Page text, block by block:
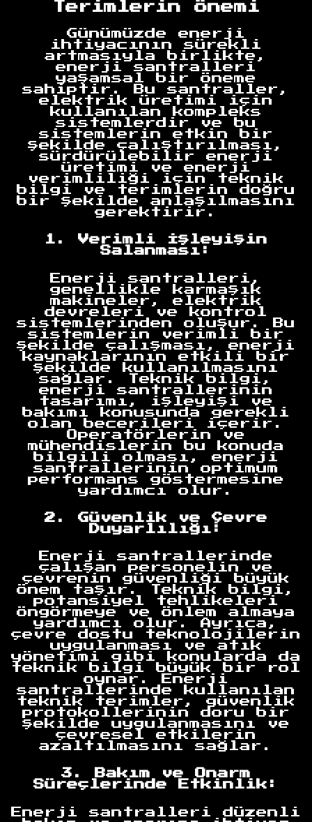
Terimlerin Önemi
Günümüzde enerji
ihtiyacının sürekli
artmasıyla birlikte,
enerji santralleri
yaşamsal bir öneme
sahiptir. Bu santraller,
elektrik üretimi için
kullanılan kompleks
sistemlerdir ve bu
sistemlerin etkin bir
şekilde çalıştırılması,
sürdürülebilir enerji
üretimi ve enerji
verimliliği için teknik
bilgi ve terimlerin doğru
bir şekilde anlaşılmasını
gerektirir.
1. Verimli İşleyişin
Salanması:
Enerji santralleri,
genellikle karmaşık
makineler, elektrik
devreleri ve kontrol
sistemlerinden oluşur. Bu
sistemlerin verimli bir
şekilde çalışması, enerji
kaynaklarının etkili bir
şekilde kullanılmasını
sağlar. Teknik bilgi,
enerji santrallerinin
tasarımı, işleyişi ve
bakımı konusunda gerekli
olan becerileri içerir.
Operatörlerin ve
mühendislerin bu konuda
bilgili olması, enerji
santrallerinin optimum
performans göstermesine
yardımcı olur.
2. Güvenlik ve Çevre
Duyarlılığı:
Enerji santrallerinde
çalışan personelin ve
çevrenin güvenliği büyük
önem taşır. Teknik bilgi,
potansiyel tehlikeleri
öngörmeye ve önlem almaya
yardımcı olur. Ayrıca,
çevre dostu teknolojilerin
uygulanması ve atık
yönetimi gibi konularda da
teknik bilgi büyük bir rol
oynar. Enerji
santrallerinde kullanılan
teknik terimler, güvenlik
protokollerinin doru bir
şekilde uygulanmasını ve
çevresel etkilerin
azaltılmasını sağlar.
3. Bakım ve Onarm
Süreçlerinde Etkinlik:
Enerji santralleri düzenli